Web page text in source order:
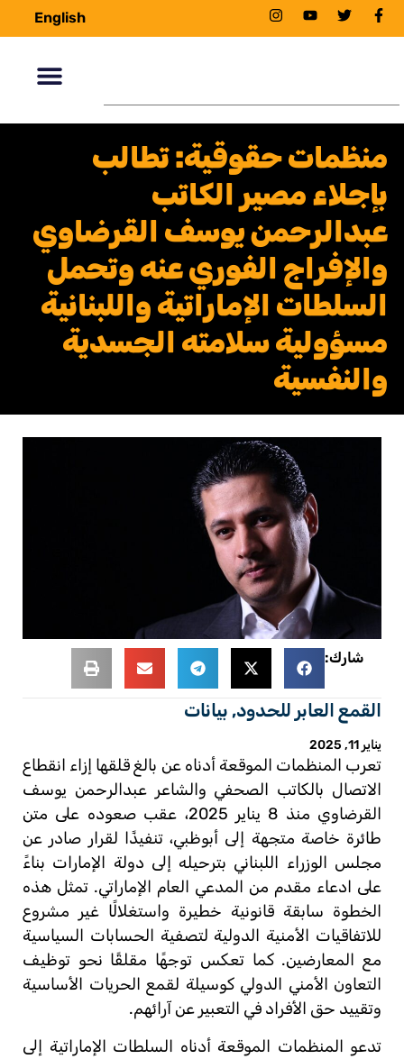
English
منظمات حقوقية: تطالب
بإجلاء مصير الكاتب
عبدالرحمن يوسف القرضاوي
والإفراج الفوري عنه وتحمل
السلطات الإماراتية واللبنانية
مسؤولية سلامته الجسدية
والنفسية
شارك:
القمع العابر للحدود, بيانات
يناير 11, 2025
تعرب المنظمات الموقعة أدناه عن بالغ قلقها إزاء انقطاع
الاتصال بالكاتب الصحفي والشاعر عبدالرحمن يوسف
القرضاوي منذ 8 يناير 2025، عقب صعوده على متن
طائرة خاصة متجهة إلى أبوظبي، تنفيذًا لقرار صادر عن
مجلس الوزراء اللبناني بترحيله إلى دولة الإمارات بناءً
على ادعاء مقدم من المدعي العام الإماراتي. تمثل هذه
الخطوة سابقة قانونية خطيرة واستغلالًا غير مشروع
للاتفاقيات الأمنية الدولية لتصفية الحسابات السياسية
مع المعارضين. كما تعكس توجهًا مقلقًا نحو توظيف
التعاون الأمني الدولي كوسيلة لقمع الحريات الأساسية
وتقييد حق الأفراد في التعبير عن آرائهم.
تدعو المنظمات الموقعة أدناه السلطات الإماراتية إلى